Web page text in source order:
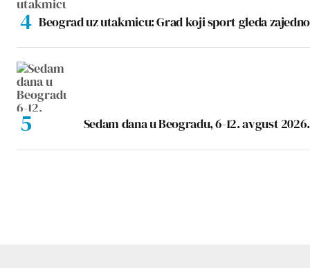
Beograd uz utakmicu: Grad koji sport gleda zajedno
Sedam dana u Beogradu, 6-12. avgust 2026.